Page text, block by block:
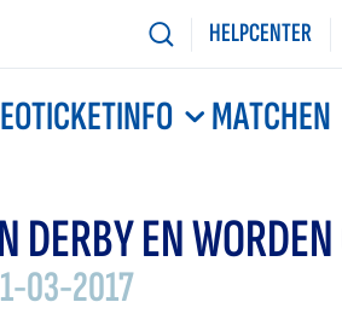
HELPCENTER
TICKETINFO MATCHEN
DERBY EN
03-2017